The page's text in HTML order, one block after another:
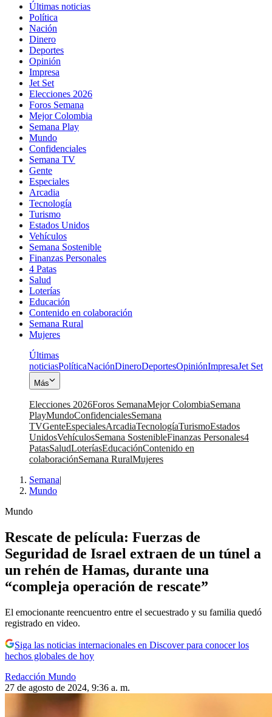
Últimas noticias
Política
Nación
Dinero
Deportes
Opinión
Impresa
Jet Set
Elecciones 2026
Foros Semana
Mejor Colombia
Semana Play
Mundo
Confidenciales
Semana TV
Gente
Especiales
Arcadia
Tecnología
Turismo
Estados Unidos
Vehículos
Semana Sostenible
Finanzas Personales
4 Patas
Salud
Loterías
Educación
Contenido en colaboración
Semana Rural
Mujeres
Últimas
noticiasPolíticaNaciónDineroDeportesOpiniónImpresaJet Set
Más
Elecciones 2026Foros SemanaMejor ColombiaSemana
PlayMundoConfidencialesSemana
TVGenteEspecialesArcadiaTecnologíaTurismoEstados
UnidosVehículosSemana SostenibleFinanzas Personales4
PatasSaludLoteríasEducaciónContenido en
colaboraciónSemana RuralMujeres
Semana|
Mundo
Mundo
Rescate de película: Fuerzas de
Seguridad de Israel extraen de un túnel a
un rehén de Hamas, durante una
“compleja operación de rescate”
El emocionante reencuentro entre el secuestrado y su familia quedó
registrado en video.
Siga las noticias internacionales en Discover para conocer los
hechos globales de hoy
Redacción Mundo
27 de agosto de 2024, 9:36 a. m.